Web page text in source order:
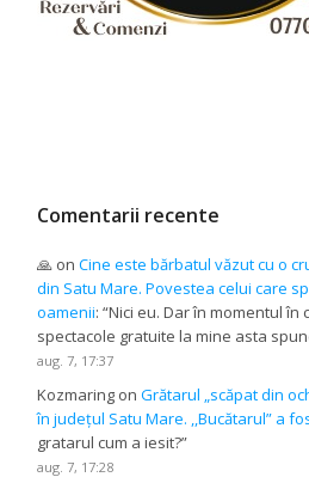
Comentarii recente
🙏 onCine este bărbatul văzut cu o
din Satu Mare. Povestea celui care
oamenii: “Nici eu. Dar în momentul
spectacole gratuite la mine asta
aug. 7, 17:37
Kozmaring onGrătarul „scăpat din
în județul Satu Mare. ,,Bucătarul” a
gratarul cum a iesit?”
aug. 7, 17:28